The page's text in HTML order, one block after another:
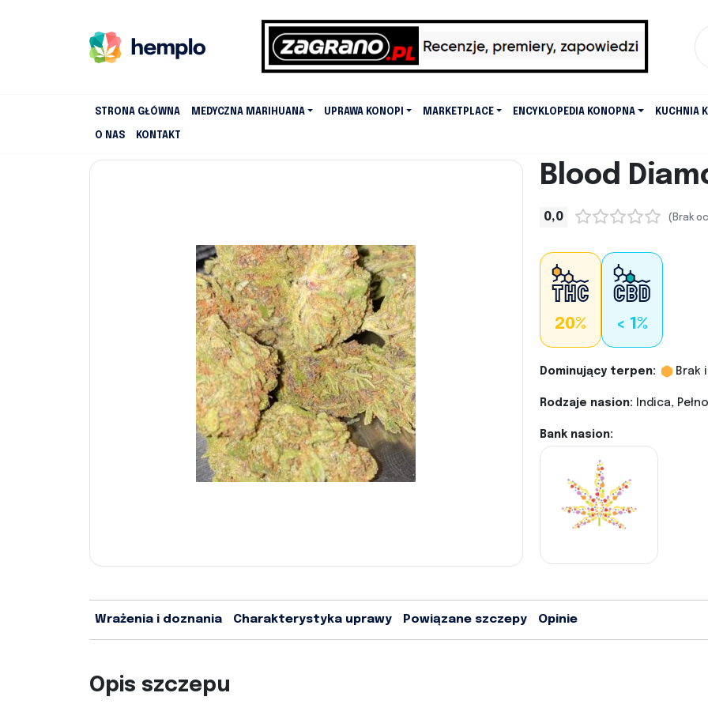
STRONA GŁÓWNA MEDYCZNA MARIHUANA UPRAWA KONOPI MARKETPLACE ENCYKLOPEDIA KONOPNA KUCHNIA
O NAS KONTAKT
Blood
0,0 (Brak
20% < 1%
Dominujący terpen: Brak
Rodzaje nasion: Indica,
Bank nasion:
Wrażenia i doznania Charakterystyka uprawy Powiązane szczepy Opinie
Opis szczepu